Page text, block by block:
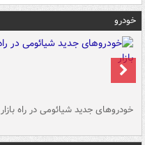
خودرو
خودروهای جدید شیائومی در راه بازار